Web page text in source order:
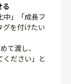
る
中」「成長フ
グを付けたい
て渡し、
ください」と